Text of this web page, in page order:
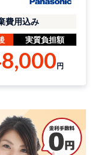
費用込み
実質負担額
円